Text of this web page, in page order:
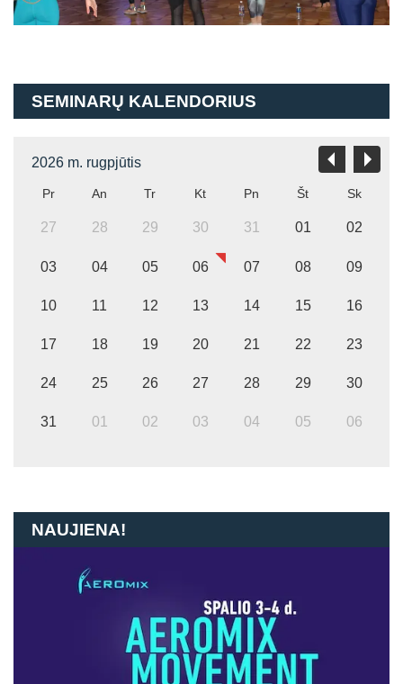
SEMINARŲ KALENDORIUS
2026 m. rugpjūtis
Pr An Tr Kt Pn Št Sk
27 28 29 30 31 01 02
03 04 05 06 07 08 09
10 11 12 13 14 15 16
17 18 19 20 21 22 23
24 25 26 27 28 29 30
31 01 02 03 04 05 06
NAUJIENA!